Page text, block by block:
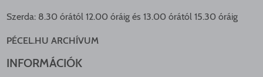
Szerda: 8.30 órától 12.00 óráig és 13.00 órától 15.30 óráig
PÉCEL.HU ARCHÍVUM
INFORMÁCIÓK